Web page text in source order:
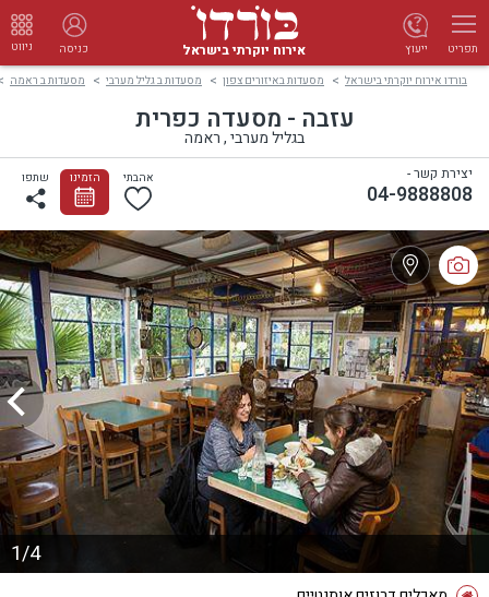
תפריט אירוח יוקרתי בישראל כניסה ניווט ייעוץ
בורדו אירוח יוקרתי בישראל מסעדות באיזורים צפון מסעדות ב גליל מערבי מסעדות ב ראמה
עזבה - מסעדה כפרית
בגליל מערבי , ראמה
שתפו אהבתי הזמינו
04-9888808
יצירת קשר -
1/4